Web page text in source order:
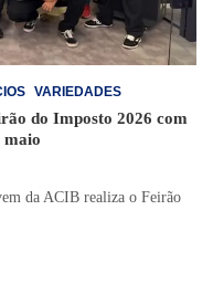
VARIEDADES
do Imposto 2026 com
maio
da ACIB realiza o Feirão